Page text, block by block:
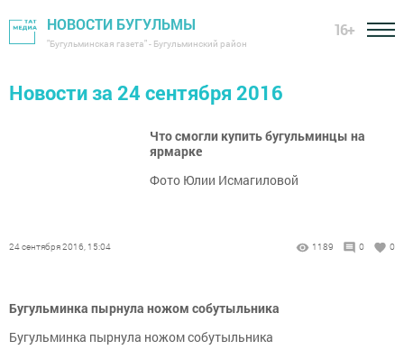
НОВОСТИ БУГУЛЬМЫ
"Бугульминская газета" - Бугульминский район
16+
Новости за 24 сентября 2016
Что смогли купить бугульминцы на
ярмарке
Фото Юлии Исмагиловой
24 сентября 2016, 15:04 1189 0 0
Бугульминка пырнула ножом собутыльника
Бугульминка пырнула ножом собутыльника